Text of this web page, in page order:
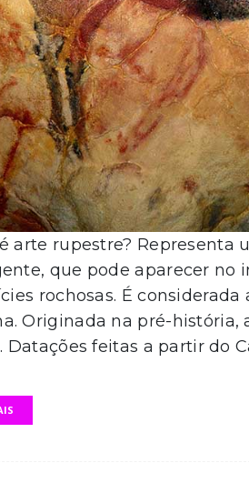
arte rupestre?
que pode aparecer no
rochosas. É
Originada na pré-
Datações feitas a partir do